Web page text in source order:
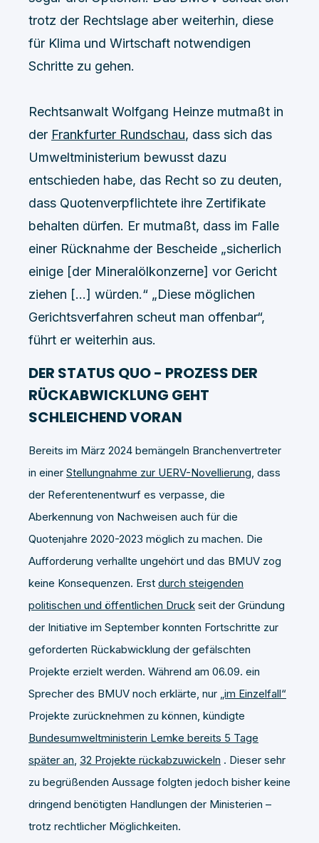
trotz der Rechtslage aber weiterhin, diese
für Klima und Wirtschaft notwendigen
Schritte zu gehen.
Rechtsanwalt Wolfgang Heinze mutmaßt in
der Frankfurter Rundschau, dass sich das
Umweltministerium bewusst dazu
entschieden habe, das Recht so zu deuten,
dass Quotenverpflichtete ihre Zertifikate
behalten dürfen. Er mutmaßt, dass im Falle
einer Rücknahme der Bescheide „sicherlich
einige [der Mineralölkonzerne] vor Gericht
ziehen […] würden.“ „Diese möglichen
Gerichtsverfahren scheut man offenbar“,
führt er weiterhin aus.
DER STATUS QUO - PROZESS DER
RÜCKABWICKLUNG GEHT
SCHLEICHEND VORAN
Bereits im März 2024 bemängeln Branchenvertreter
in einer Stellungnahme zur UERV-Novellierung, dass
der Referentenentwurf es verpasse, die
Aberkennung von Nachweisen auch für die
Quotenjahre 2020-2023 möglich zu machen. Die
Aufforderung verhallte ungehört und das BMUV zog
keine Konsequenzen. Erst durch steigenden
politischen und öffentlichen Druck seit der Gründung
der Initiative im September konnten Fortschritte zur
geforderten Rückabwicklung der gefälschten
Projekte erzielt werden. Während am 06.09. ein
Sprecher des BMUV noch erklärte, nur „im Einzelfall“
Projekte zurücknehmen zu können, kündigte
Bundesumweltministerin Lemke bereits 5 Tage
später an, 32 Projekte rückabzuwickeln . Dieser sehr
zu begrüßenden Aussage folgten jedoch bisher keine
dringend benötigten Handlungen der Ministerien –
trotz rechtlicher Möglichkeiten.